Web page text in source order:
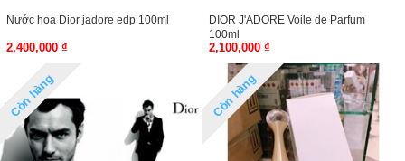
Nước hoa Dior jadore edp 100ml
2,400,000 ₫
DIOR J'ADORE Voile de Parfum
100ml
2,100,000 ₫
Còn hàng Còn hàng